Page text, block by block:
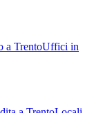
a TrentoUffici in